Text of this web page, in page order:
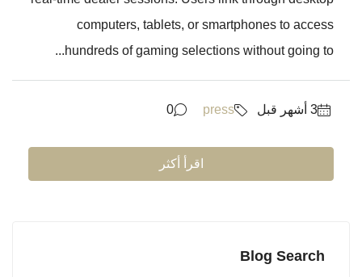
computers, tablets, or smartphones to access
hundreds of gaming selections without going to...
press
0
اقرأ أكثر
Blog Search